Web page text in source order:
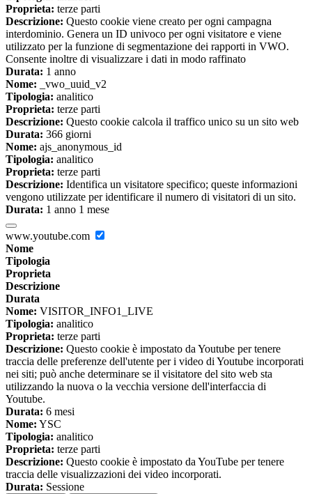
Proprieta: terze parti
Descrizione: Questo cookie viene creato per ogni campagna
interdominio. Genera un ID univoco per ogni visitatore e viene
utilizzato per la funzione di segmentazione dei rapporti in VWO.
Consente inoltre di visualizzare i dati in modo raffinato
Durata: 1 anno
Nome: _vwo_uuid_v2
Tipologia: analitico
Proprieta: terze parti
Descrizione: Questo cookie calcola il traffico unico su un sito web
Durata: 366 giorni
Nome: ajs_anonymous_id
Tipologia: analitico
Proprieta: terze parti
Descrizione: Identifica un visitatore specifico; queste informazioni
vengono utilizzate per identificare il numero di visitatori di un sito.
Durata: 1 anno 1 mese
www.youtube.com
Nome
Tipologia
Proprieta
Descrizione
Durata
Nome: VISITOR_INFO1_LIVE
Tipologia: analitico
Proprieta: terze parti
Descrizione: Questo cookie è impostato da Youtube per tenere
traccia delle preferenze dell'utente per i video di Youtube incorporati
nei siti; può anche determinare se il visitatore del sito web sta
utilizzando la nuova o la vecchia versione dell'interfaccia di
Youtube.
Durata: 6 mesi
Nome: YSC
Tipologia: analitico
Proprieta: terze parti
Descrizione: Questo cookie è impostato da YouTube per tenere
traccia delle visualizzazioni dei video incorporati.
Durata: Sessione